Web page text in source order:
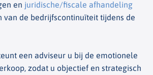
en juridische/fiscale afhandeling
van de bedrijfscontinuïteit tijdens de
een adviseur u bij de emotionele
zodat u objectief en strategisch